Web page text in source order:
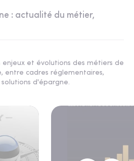
: actualité du métier,
et évolutions des métiers de
entre cadres réglementaires,
d'épargne.